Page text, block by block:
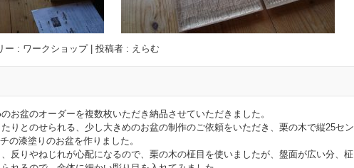
ー : ワークショップ 投稿者 : えらむ
お盆のオーダーを複数枚いただき納品させていただきました。
りとのせられる、少し大きめのお盆の制作のご依頼をいただき、栗の木で縦25セン
の漆塗りのお盆を作りました。
反りやねじれが心配になるので、栗の木の柾目を使いましたが、盤面が広い分、柾